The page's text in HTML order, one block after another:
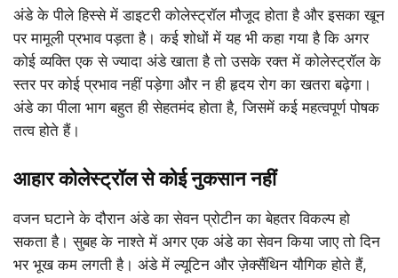
अंडे के पीले हिस्से में डाइटरी कोलेस्ट्रॉल मौजूद होता है और इसका खून
पर मामूली प्रभाव पड़ता है। कई शोधों में यह भी कहा गया है कि अगर
कोई व्यक्ति एक से ज्यादा अंडे खाता है तो उसके रक्त में कोलेस्ट्रॉल के
स्तर पर कोई प्रभाव नहीं पड़ेगा और न ही हृदय रोग का खतरा बढ़ेगा।
अंडे का पीला भाग बहुत ही सेहतमंद होता है, जिसमें कई महत्वपूर्ण पोषक
तत्व होते हैं।
आहार कोलेस्ट्रॉल से कोई नुकसान नहीं
वजन घटाने के दौरान अंडे का सेवन प्रोटीन का बेहतर विकल्प हो
सकता है। सुबह के नाश्ते में अगर एक अंडे का सेवन किया जाए तो दिन
भर भूख कम लगती है। अंडे में ल्यूटिन और ज़ेक्सैंथिन यौगिक होते हैं,